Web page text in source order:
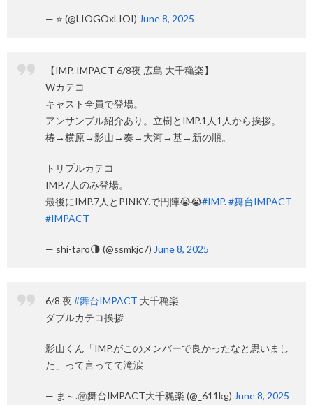
— ⭐ (@LIOGOxLIOI) June 8, 2025
【IMP. IMPACT 6/8夜 広島 大千穐楽】
Wカテコ
キャスト全員で登場。
アンサンブル紹介あり。立樹とIMP.1人1人から挨拶。
椿→横原→影山→奏→大河→基→新の順。
トリプルカテコ
IMP.7人のみ登場。
最後にIMP.7人とPINKY.で円陣😭😭#IMP.#舞台IMPACT
#IMPACT
— shi-taro🌗 (@ssmkjc7) June 8, 2025
6/8 夜 #舞台IMPACT 大千穐楽
ダブルカテコ挨拶
影山くん「IMP.がこのメンバーで良かったなと思いまし
た」って言ってて滝涙
— ま～.㊗️舞台IMPACT大千穐楽 (@_611kg) June 8, 2025